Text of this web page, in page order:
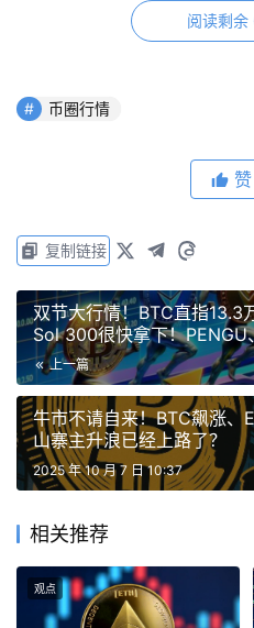
上，一旦重新站回零轴，就
至冲击 12 万关口。
5000，但多头结构完整，量
在延续。
甚至再创历史新高，现货别乱
#BNB：依旧是王者姿态。前
附近开始反弹，目前有 V 型
跌的一半。后续大概率继续冲
利好频出，10 月的狂暴行
续观望吗？
阅读剩余
币圈行情
赞
复制链接
双节大行情！BTC直指13.3
Sol 300很快拿下！PENGU
上一篇
牛市不请自来！BTC飙涨、
山寨主升浪已经上路了？
2025 年 10 月 7 日 10:37
相关推荐
观点